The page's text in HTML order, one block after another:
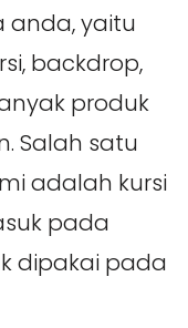
anda, yaitu
backdrop,
produk
Salah satu
adalah kursi
pada
dipakai pada